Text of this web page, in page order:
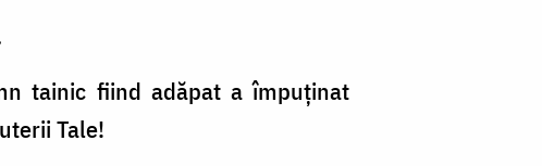
tainic fiind adăpat a împuţinat
Tale!